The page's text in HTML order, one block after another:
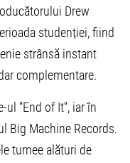
Drew
studenției, fiind
strânsă instant
complementare.
ul “End of It“, iarîn
Big Machine Records.
turnee al ături de